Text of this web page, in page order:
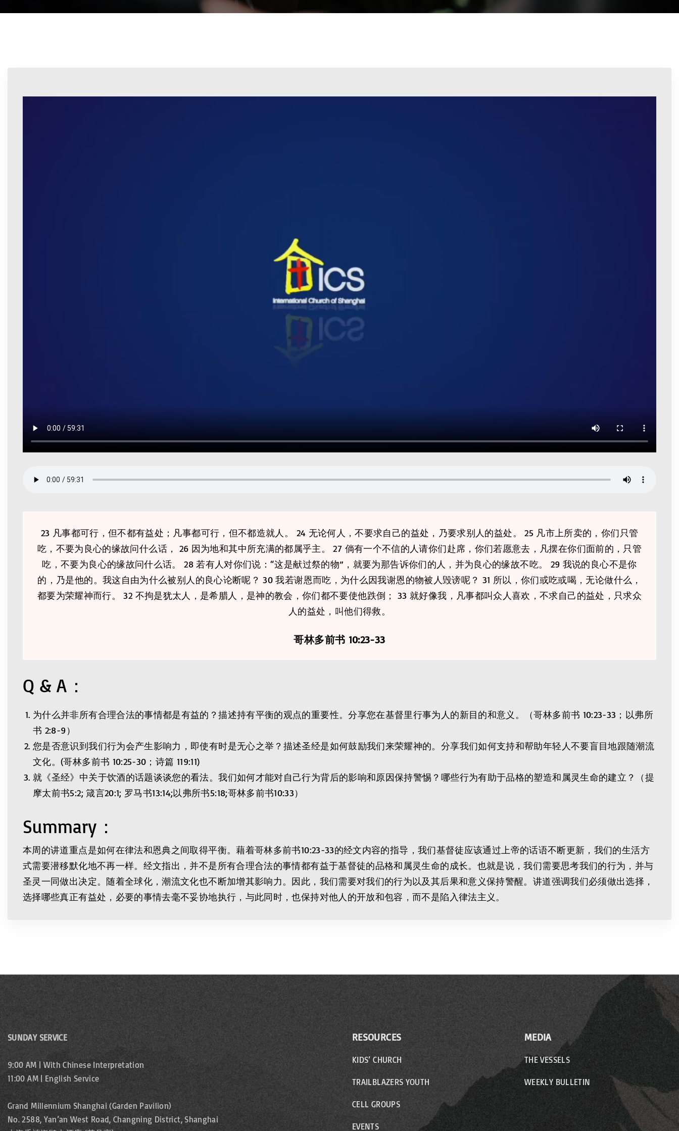
23 凡事都可行，但不都有益处；凡事都可行，但不都造就人。 24 无论何人，不要求自己的益处，乃要求别人的益处。 25 凡市上所卖的，你们只管
吃，不要为良心的缘故问什么话， 26 因为地和其中所充满的都属乎主。 27 倘有一个不信的人请你们赴席，你们若愿意去，凡摆在你们面前的，只管
吃，不要为良心的缘故问什么话。 28 若有人对你们说：“这是献过祭的物”，就要为那告诉你们的人，并为良心的缘故不吃。 29 我说的良心不是你
的，乃是他的。我这自由为什么被别人的良心论断呢？ 30 我若谢恩而吃，为什么因我谢恩的物被人毁谤呢？ 31 所以，你们或吃或喝，无论做什么，
都要为荣耀神而行。 32 不拘是犹太人，是希腊人，是神的教会，你们都不要使他跌倒； 33 就好像我，凡事都叫众人喜欢，不求自己的益处，只求众
人的益处，叫他们得救。
哥林多前书 10:23-33
Q & A：
为什么并非所有合理合法的事情都是有益的？描述持有平衡的观点的重要性。分享您在基督里行事为人的新目的和意义。（哥林多前书 10:23-33；以弗所
书 2:8-9）
您是否意识到我们行为会产生影响力，即使有时是无心之举？描述圣经是如何鼓励我们来荣耀神的。分享我们如何支持和帮助年轻人不要盲目地跟随潮流
文化。(哥林多前书 10:25-30；诗篇 119:11)
就《圣经》中关于饮酒的话题谈谈您的看法。我们如何才能对自己行为背后的影响和原因保持警惕？哪些行为有助于品格的塑造和属灵生命的建立？（提
摩太前书5:2; 箴言20:1; 罗马书13:14;以弗所书5:18;哥林多前书10:33）
Summary：
本周的讲道重点是如何在律法和恩典之间取得平衡。藉着哥林多前书10:23-33的经文内容的指导，我们基督徒应该通过上帝的话语不断更新，我们的生活方
式需要潜移默化地不再一样。经文指出，并不是所有合理合法的事情都有益于基督徒的品格和属灵生命的成长。也就是说，我们需要思考我们的行为，并与
圣灵一同做出决定。随着全球化，潮流文化也不断加增其影响力。因此，我们需要对我们的行为以及其后果和意义保持警醒。讲道强调我们必须做出选择，
选择哪些真正有益处，必要的事情去毫不妥协地执行，与此同时，也保持对他人的开放和包容，而不是陷入律法主义。
SUNDAY SERVICE
9:00 AM | With Chinese Interpretation
11:00 AM | English Service
Grand Millennium Shanghai (Garden Pavilion)
No. 2588, Yan’an West Road, Changning District, Shanghai
RESOURCES
KIDS’ CHURCH
TRAILBLAZERS YOUTH
CELL GROUPS
EVENTS
MEDIA
THE VESSELS
WEEKLY BULLETIN